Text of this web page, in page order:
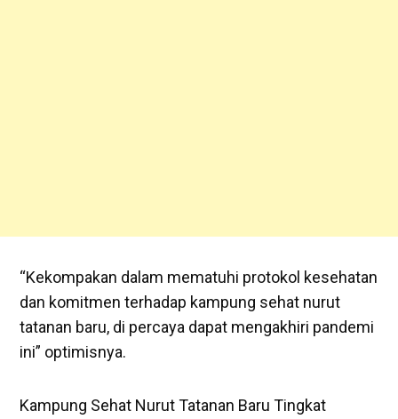
“Kekompakan dalam mematuhi protokol kesehatan
dan komitmen terhadap kampung sehat nurut
tatanan baru, di percaya dapat mengakhiri pandemi
ini” optimisnya.
Kampung Sehat Nurut Tatanan Baru Tingkat